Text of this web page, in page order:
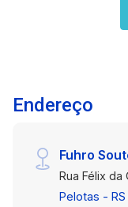
Endereço
Fuhro
Rua Félix da
Pelotas - RS